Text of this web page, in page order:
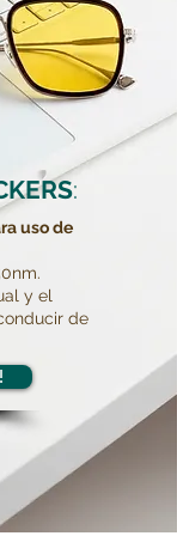
:
uso de
y el
de